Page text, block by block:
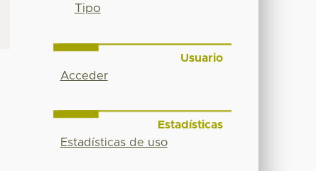
Tipo
Usuario
Acceder
Estadísticas
Estadísticas de uso